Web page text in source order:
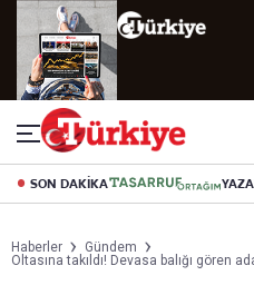
SON DAKİKA
Haberler
Gündem
Oltasına takıldı! Devasa balığı gören